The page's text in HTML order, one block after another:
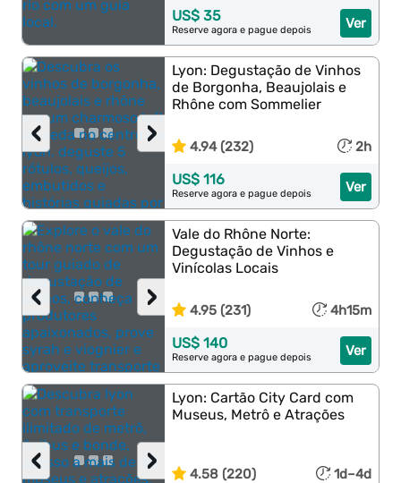
Ver
US$ 35
Reserve agora e pague depois
›
‹
Lyon: Degustação de Vinhos
de Borgonha, Beaujolais e
Rhône com Sommelier
4.94 (232) 2h
Ver
US$ 116
Reserve agora e pague depois
›
‹
Vale do Rhône Norte:
Degustação de Vinhos e
Vinícolas Locais
4.95 (231) 4h15m
Ver
US$ 140
Reserve agora e pague depois
›
‹
Lyon: Cartão City Card com
Museus, Metrô e Atrações
4.58 (220) 1d–4d